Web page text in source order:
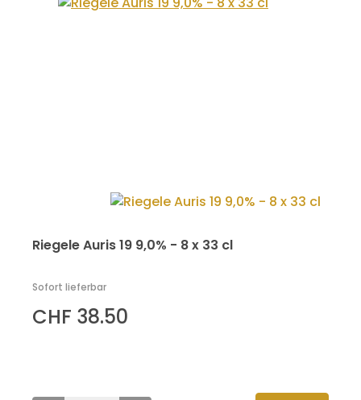
Riegele Auris 19 9,0% - 8 x 33 cl
Sofort lieferbar
CHF 38.50